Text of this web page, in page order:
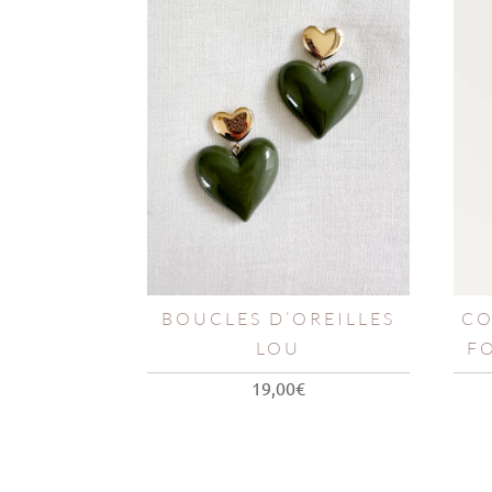
BOUCLES D’OREILLES
LOU
19,00€